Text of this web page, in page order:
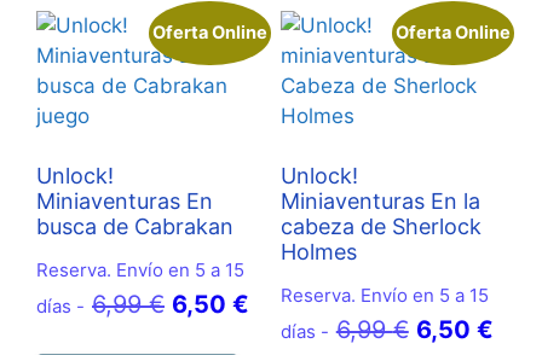
Oferta Online
Unlock!
Miniaventuras En
busca de Cabrakan
Reserva. Envío en 5 a 15
días - 6,99€ El
6,50 €
precio
Oferta Online
Unlock!
Miniaventuras En la
cabeza de Sherlock
Holmes
Reserva. Envío en 5 a 15
días - 6,99€ El
6,50 €El